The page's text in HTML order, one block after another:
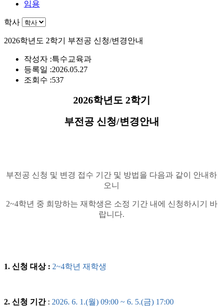
임용
학사
2026학년도 2학기 부전공 신청/변경안내
작성자 :특수교육과
등록일 :2026.05.27
조회수 :537
2026학년도 2학기
부전공 신청/변경안내
부전공 신청 및 변경 접수 기간 및 방법을 다음과 같이 안내하
오니
2~4학년 중 희망하는 재학생은 소정 기간 내에 신청하시기 바
랍니다.
1. 신청 대상 : 2~4학년 재학생
2. 신청 기간 : 2026. 6. 1.(월) 09:00 ~ 6. 5.(금) 17:00